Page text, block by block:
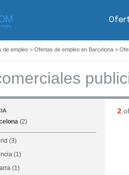
de empleo > Ofertas de empleo en Barcelona >
(2)
(3)
(1)
(1)
2